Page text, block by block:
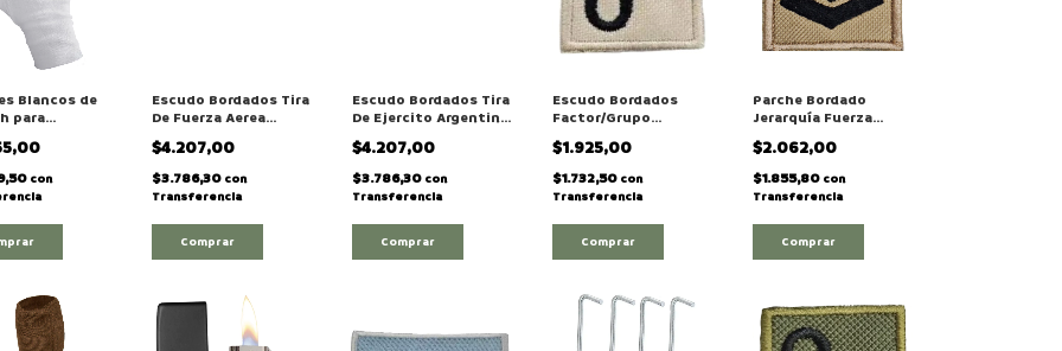
Blancos de
para
de Gala
con
Escudo Bordados Tira
De Fuerza Aerea
Argentina Militar
$4.207,00
$3.786,30 con
Transferencia
Comprar
Escudo Bordados Tira
De Ejercito Argentino
Militar
$4.207,00
$3.786,30 con
Transferencia
Comprar
Escudo Bordados
Factor/Grupo
Sanguineo Cuadrado
Arena/Beige
$1.925,00
$1.732,50 con
Transferencia
Comprar
Parche Bordado
Jerarquía Fuerza
Aérea "Cabo"
$2.062,00
$1.855,80 con
Transferencia
Comprar